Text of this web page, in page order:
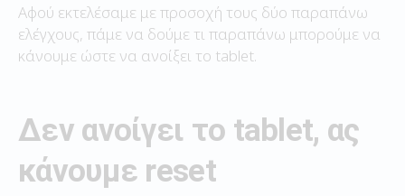
Αφού εκτελέσαμε με προσοχή τους δύο παραπάνω
ελέγχους, πάμε να δούμε τι παραπάνω μπορούμε να
κάνουμε ώστε να ανοίξει το tablet.
Δεν ανοίγει το tablet, ας
κάνουμε reset